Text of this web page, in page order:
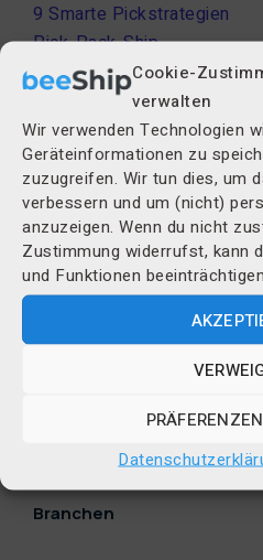
Cookie-
verwalten
Wir verwenden Technologien
Geräteinformationen zu
zuzugreifen. Wir tun dies, um
verbessern und um (nicht)
anzuzeigen. Wenn du nicht
Zustimmung widerrufst, kann
und Funktionen
9 Smarte Pickstrategien
Pick-Pack-Ship
Lager Management
Bestell Management
Retouren
BI & Reporting
Lieferantenmanagement
Wareneingang
MHD & Chargen
Seriennummern
CRM
ROI-Rechner
Branchen